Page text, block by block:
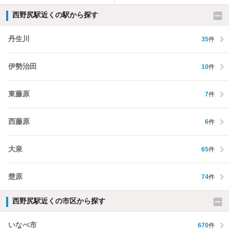
西野尻駅近くの駅から探す
丹生川 35件
伊勢治田 10件
東藤原 7件
西藤原 6件
大泉 65件
楚原 74件
西野尻駅近くの市区から探す
いなべ市 670件